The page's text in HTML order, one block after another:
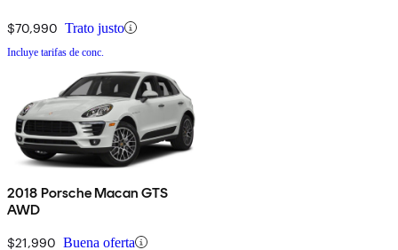
$70,990 Trato justo
Incluye tarifas de conc.
2018 Porsche Macan GTS
AWD
$21,990 Buena oferta